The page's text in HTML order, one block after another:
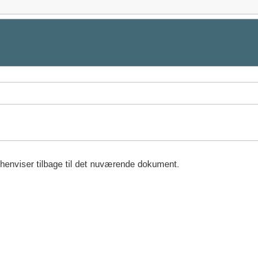
tilbage til det nuværende dokument.